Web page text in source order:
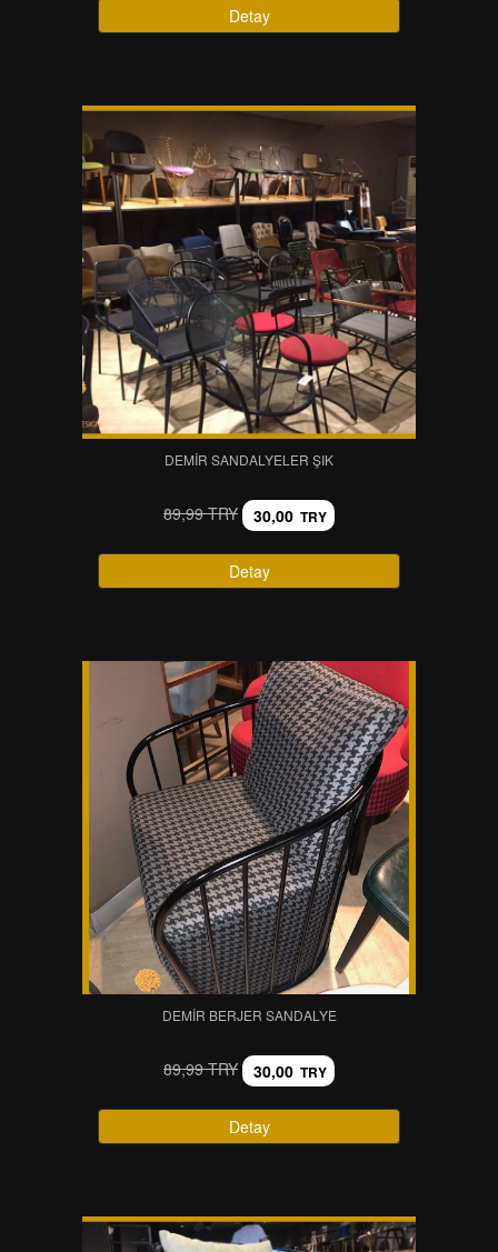
Detay
DEMIR SANDALYELER ŞIK
89,99 TRY 30,00 TRY
Detay
DEMIR BERJER SANDALYE
89,99 TRY 30,00 TRY
Detay